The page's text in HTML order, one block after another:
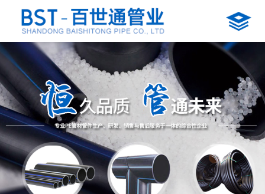
关于百世通
产品中心
工程案例
联系我们